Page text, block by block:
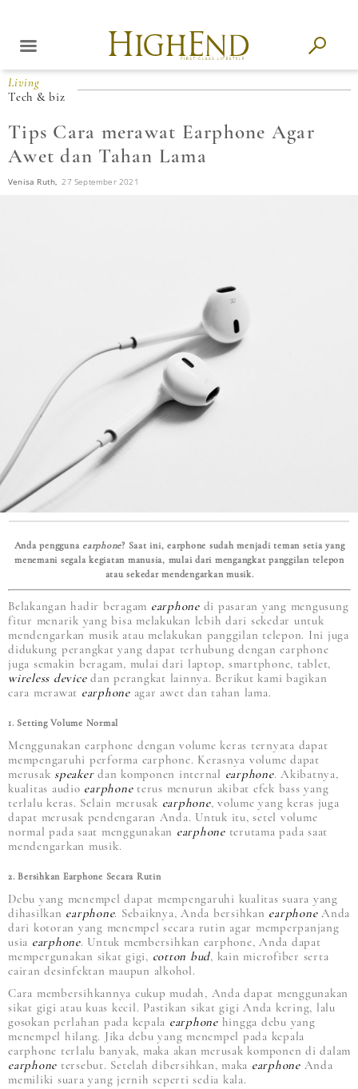
Living
Tech & biz
Tips Cara merawat Earphone Agar
Awet dan Tahan Lama
Venisa Ruth, 27 September 2021
Anda pengguna earphone? Saat ini, earphone sudah menjadi teman setia yang
menemani segala kegiatan manusia, mulai dari mengangkat panggilan telepon
atau sekedar mendengarkan musik.
Belakangan hadir beragam earphone di pasaran yang mengusung
fitur menarik yang bisa melakukan lebih dari sekedar untuk
mendengarkan musik atau melakukan panggilan telepon. Ini juga
didukung perangkat yang dapat terhubung dengan earphone
juga semakin beragam, mulai dari laptop, smartphone, tablet,
wireless devicedan perangkat lainnya. Berikut kami bagikan
cara merawat earphone agar awet dan tahan lama.
1. Setting Volume Normal
Menggunakan earphone dengan volume keras ternyata dapat
mempengaruhi performa earphone. Kerasnya volume dapat
merusak speaker dan komponen internal earphone. Akibatnya,
kualitas audio earphone terus menurun akibat efek bass yang
terlalu keras. Selain merusak earphone, volume yang keras juga
dapat merusak pendengaran Anda. Untuk itu, setel volume
normal pada saat menggunakan earphone terutama pada saat
mendengarkan musik.
2. Bersihkan Earphone Secara Rutin
Debu yang menempel dapat mempengaruhi kualitas suara yang
dihasilkan earphone. Sebaiknya, Anda bersihkan earphone Anda
dari kotoran yang menempel secara rutin agar memperpanjang
usia earphone. Untuk membersihkan earphone, Anda dapat
mempergunakan sikat gigi, cotton bud, kain microfiber serta
cairan desinfektan maupun alkohol.
Cara membersihkannya cukup mudah, Anda dapat menggunakan
sikat gigi atau kuas kecil. Pastikan sikat gigi Anda kering, lalu
gosokan perlahan pada kepala earphone hingga debu yang
menempel hilang. Jika debu yang menempel pada kepala
earphone terlalu banyak, maka akan merusak komponen di dalam
earphone tersebut. Setelah dibersihkan, maka earphone Anda
memiliki suara yang jernih seperti sedia kala.